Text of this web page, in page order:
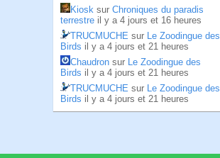
Kiosk sur Chroniques du paradis
terrestre il y a 4 jours et 16 heures
TRUCMUCHE sur Le Zoodingue des
Birds il y a 4 jours et 21 heures
Chaudron sur Le Zoodingue des
Birds il y a 4 jours et 21 heures
TRUCMUCHE sur Le Zoodingue des
Birds il y a 4 jours et 21 heures